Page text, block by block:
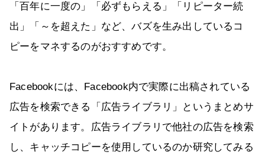
「百年に一度の」「必ずもらえる」「リピーター続
出」「～を超えた」など、バズを生み出しているコ
ピーをマネするのがおすすめです。
Facebookには、Facebook内で実際に出稿されている
広告を検索できる「広告ライブラリ」というまとめサ
イトがあります。広告ライブラリで他社の広告を検索
し、キャッチコピーを使用しているのか研究してみる